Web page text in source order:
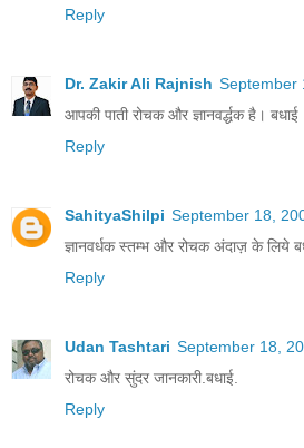
Reply
Dr. Zakir Ali Rajnish September
आपकी पाती रोचक और ज्ञानवर्द्धक है। बधाई।
Reply
SahityaShilpi September 18,
ज्ञानवर्धक स्तम्भ और रोचक अंदाज़ के लिये
Reply
Udan Tashtari September 18,
रोचक और सुंदर जानकारी.बधाई.
Reply